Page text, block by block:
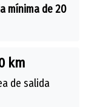
mínima de 20
km
de salida